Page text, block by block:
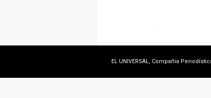
EL UNIVERSAL, Compañia